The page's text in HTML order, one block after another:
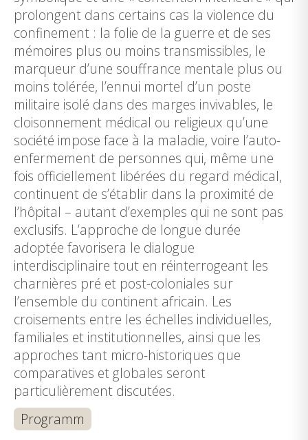
prolongent dans certains cas la violence du
confinement : la folie de la guerre et de ses
mémoires plus ou moins transmissibles, le
marqueur d’une souffrance mentale plus ou
moins tolérée, l’ennui mortel d’un poste
militaire isolé dans des marges invivables, le
cloisonnement médical ou religieux qu’une
société impose face à la maladie, voire l’auto-
enfermement de personnes qui, même une
fois officiellement libérées du regard médical,
continuent de s’établir dans la proximité de
l’hôpital – autant d’exemples qui ne sont pas
exclusifs. L’approche de longue durée
adoptée favorisera le dialogue
interdisciplinaire tout en réinterrogeant les
charnières pré et post-coloniales sur
l’ensemble du continent africain. Les
croisements entre les échelles individuelles,
familiales et institutionnelles, ainsi que les
approches tant micro-historiques que
comparatives et globales seront
particulièrement discutées.
Programm